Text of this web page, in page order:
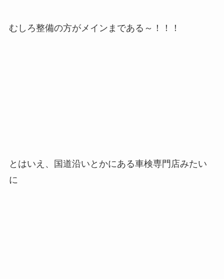
むしろ整備の方がメインまである～！！！
とはいえ、国道沿いとかにある車検専門店みたい
に